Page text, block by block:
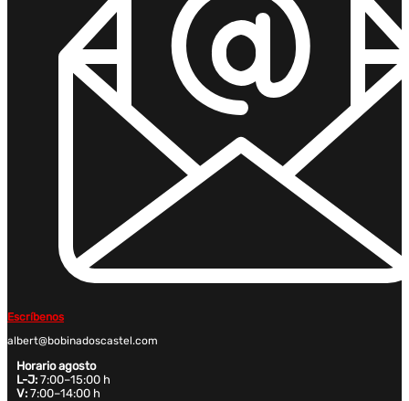
Escríbenos
albert@bobinadoscastel.com
Horario agosto
L-J: 7:00–15:00 h
V: 7:00–14:00 h